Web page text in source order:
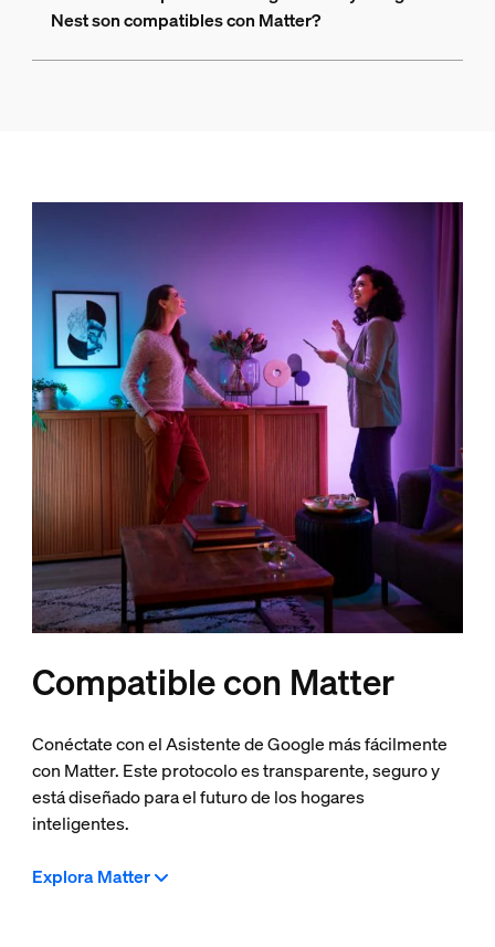
Nest son compatibles con Matter?
Compatible con Matter
Conéctate con el Asistente de Google más fácilmente
con Matter. Este protocolo es transparente, seguro y
está diseñado para el futuro de los hogares
inteligentes.
Explora Matter